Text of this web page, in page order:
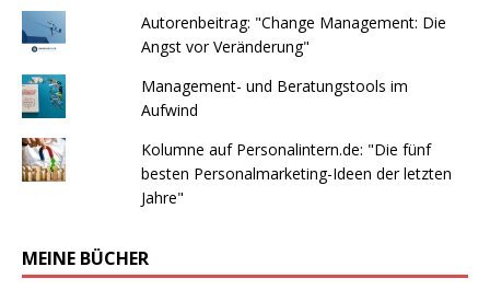
Autorenbeitrag: "Change Management: Die
Angst vor Veränderung"
Management- und Beratungstools im
Aufwind
Kolumne auf Personalintern.de: "Die fünf
besten Personalmarketing-Ideen der letzten
Jahre"
MEINE BÜCHER